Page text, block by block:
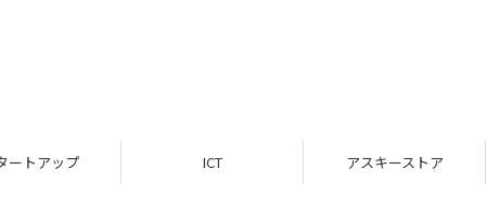
ICT アスキーストア インフォメーション